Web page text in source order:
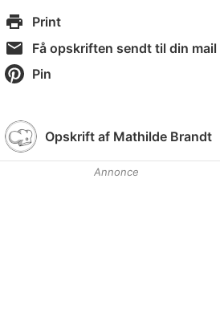
Print
Få opskriften sendt til din mail
Pin
Opskrift af Mathilde Brandt
Annonce